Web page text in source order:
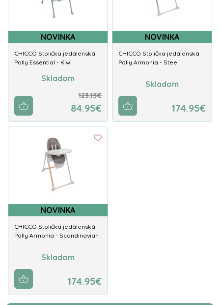
NOVINKA
CHICCO Stolička jedálenská
Polly Essential - Kiwi
Skladom
123.15€
84.95€
NOVINKA
CHICCO Stolička jedálenská
Polly Armonia - Steel
Skladom
174.95€
NOVINKA
CHICCO Stolička jedálenská
Polly Armonia - Scandinavian
Skladom
174.95€